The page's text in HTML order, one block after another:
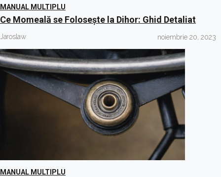
MANUAL MULTIPLU
Ce Momeală se Folosește la Dihor: Ghid Detaliat
Jaroslaw noiembrie 20, 2023
MANUAL MULTIPLU